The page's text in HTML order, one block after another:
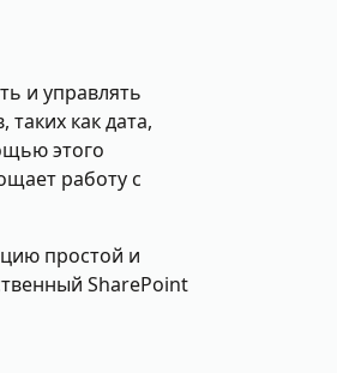
и управлять
как дата,
этого
работу с
простой и
SharePoint